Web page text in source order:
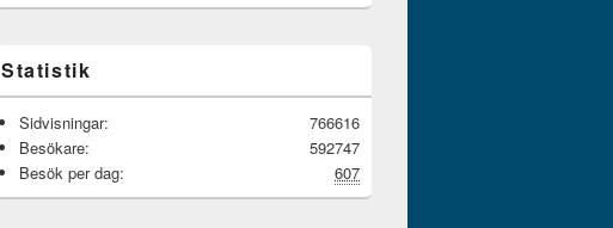
Statistik
766616
Sidvisningar:
592747
Besökare:
607
Besök per dag: